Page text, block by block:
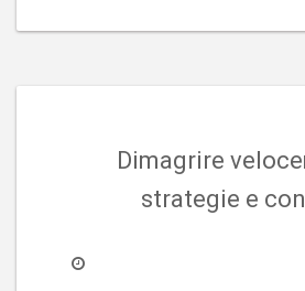
Dimagrire
strategie e